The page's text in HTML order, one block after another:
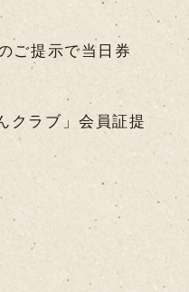
ご提示で当日券
クラブ」会員証提